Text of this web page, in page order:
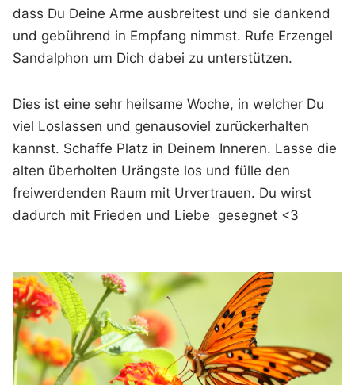
dass Du Deine Arme ausbreitest und sie dankend
und gebührend in Empfang nimmst. Rufe Erzengel
Sandalphon um Dich dabei zu unterstützen.
Dies ist eine sehr heilsame Woche, in welcher Du
viel Loslassen und genausoviel zurückerhalten
kannst. Schaffe Platz in Deinem Inneren. Lasse die
alten überholten Urängste los und fülle den
freiwerdenden Raum mit Urvertrauen. Du wirst
dadurch mit Frieden und Liebe gesegnet <3